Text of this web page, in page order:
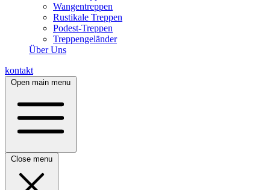
Wangentreppen
Rustikale Treppen
Podest-Treppen
Treppengeländer
Über Uns
kontakt
Open main menu
Close menu